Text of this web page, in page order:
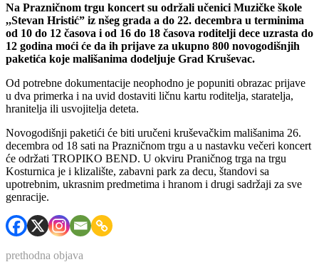
Na Prazničnom trgu koncert su održali učenici Muzičke škole
,,Stevan Hristić” iz nšeg grada a do 22. decembra u terminima
od 10 do 12 časova i od 16 do 18 časova roditelji dece uzrasta do
12 godina moći će da ih prijave za ukupno 800 novogodišnjih
paketića koje mališanima dodeljuje Grad Kruševac.
Od potrebne dokumentacije neophodno je popuniti obrazac prijave
u dva primerka i na uvid dostaviti ličnu kartu roditelja, staratelja,
hranitelja ili usvojitelja deteta.
Novogodišnji paketići će biti uručeni kruševačkim mališanima 26.
decembra od 18 sati na Prazničnom trgu a u nastavku večeri koncert
će održati TROPIKO BEND. U okviru Praničnog trga na trgu
Kosturnica je i klizalište, zabavni park za decu, štandovi sa
upotrebnim, ukrasnim predmetima i hranom i drugi sadržaji za sve
genracije.
prethodna objava